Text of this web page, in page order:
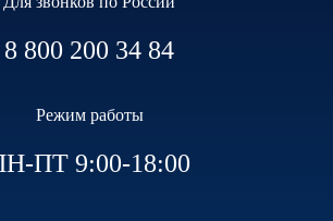
8 800 200 34 84
Режим работы
ПТ 9:00-18:00